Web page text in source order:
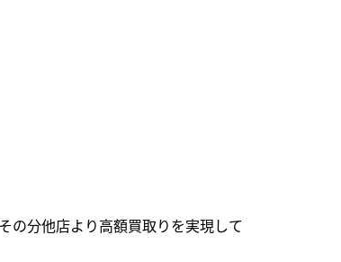
の分他店より高額買取りを実現して